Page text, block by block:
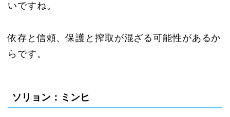
いですね。
依存と信頼、保護と搾取が混ざる可能性があるか
らです。
ソリョン：ミンヒ